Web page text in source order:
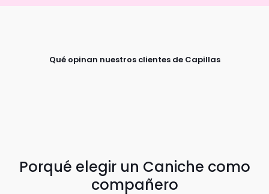
Qué opinan nuestros clientes de Capillas
Porqué elegir un Caniche como
compañero